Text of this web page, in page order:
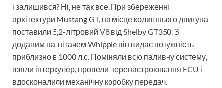
і залишився? Ні, не так все. При збереженні
архітектури Mustang GT, на місце колишнього двигуна
поставили 5,2-літровий V8 від Shelby GT350. З
доданим нагнітачем Whipple він видає потужність
приблизно в 1000 л.с. Поміняли всю паливну систему,
взяли інтеркулер, провели перенастроювання ECU і
вдосконалили механічну коробку передач.